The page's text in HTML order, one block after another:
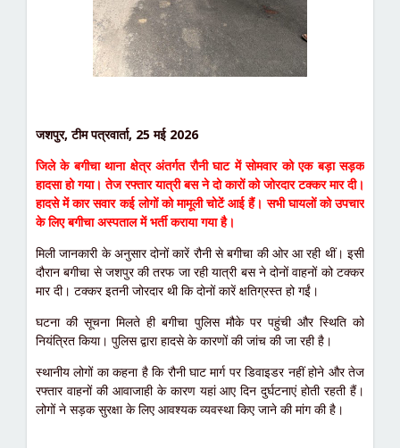
जशपुर, टीम पत्रवार्ता, 25 मई 2026
जिले के बगीचा थाना क्षेत्र अंतर्गत रौनी घाट में सोमवार को एक बड़ा सड़क
हादसा हो गया। तेज रफ्तार यात्री बस ने दो कारों को जोरदार टक्कर मार दी।
हादसे में कार सवार कई लोगों को मामूली चोटें आई हैं। सभी घायलों को उपचार
के लिए बगीचा अस्पताल में भर्ती कराया गया है।
मिली जानकारी के अनुसार दोनों कारें रौनी से बगीचा की ओर आ रही थीं। इसी
दौरान बगीचा से जशपुर की तरफ जा रही यात्री बस ने दोनों वाहनों को टक्कर
मार दी। टक्कर इतनी जोरदार थी कि दोनों कारें क्षतिग्रस्त हो गईं।
घटना की सूचना मिलते ही बगीचा पुलिस मौके पर पहुंची और स्थिति को
नियंत्रित किया। पुलिस द्वारा हादसे के कारणों की जांच की जा रही है।
स्थानीय लोगों का कहना है कि रौनी घाट मार्ग पर डिवाइडर नहीं होने और तेज
रफ्तार वाहनों की आवाजाही के कारण यहां आए दिन दुर्घटनाएं होती रहती हैं।
लोगों ने सड़क सुरक्षा के लिए आवश्यक व्यवस्था किए जाने की मांग की है।